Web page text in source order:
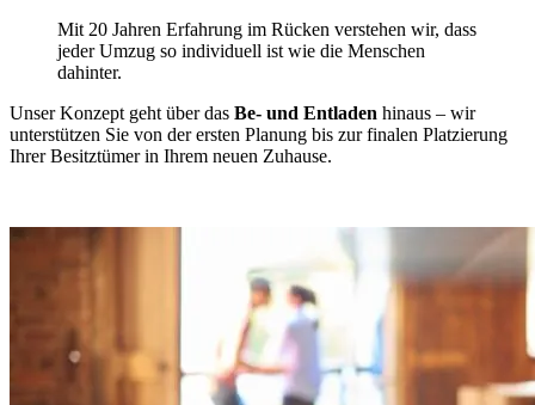
Mit 20 Jahren Erfahrung im Rücken verstehen wir, dass
jeder Umzug so individuell ist wie die Menschen
dahinter.
Unser Konzept geht über das Be- und Entladen hinaus – wir
unterstützen Sie von der ersten Planung bis zur finalen Platzierung
Ihrer Besitztümer in Ihrem neuen Zuhause.